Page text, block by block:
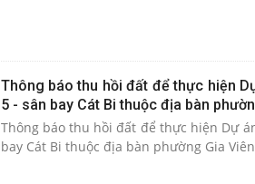
Thông báo thu hồi đất để thực hiện
5 - sân bay Cát Bi thuộc địa bàn
Thông báo thu hồi đất để thực hiện Dự
bay Cát Bi thuộc địa bàn phường Gia